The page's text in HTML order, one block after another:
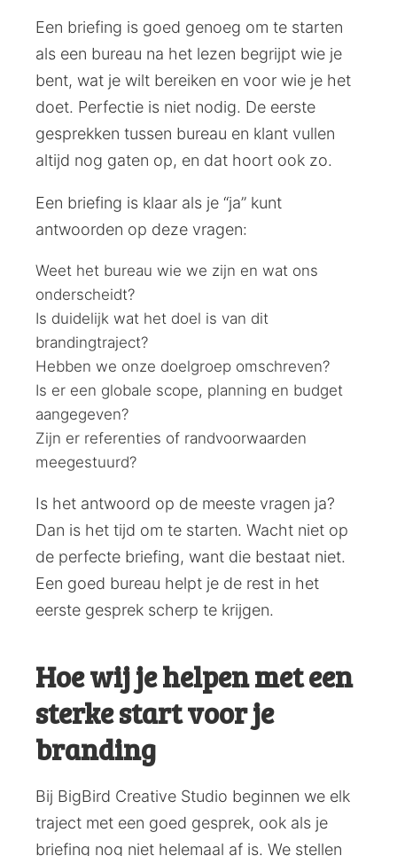
Een briefing is goed genoeg om te starten
als een bureau na het lezen begrijpt wie je
bent, wat je wilt bereiken en voor wie je het
doet. Perfectie is niet nodig. De eerste
gesprekken tussen bureau en klant vullen
altijd nog gaten op, en dat hoort ook zo.
Een briefing is klaar als je “ja” kunt
antwoorden op deze vragen:
Weet het bureau wie we zijn en wat ons
onderscheidt?
Is duidelijk wat het doel is van dit
brandingtraject?
Hebben we onze doelgroep omschreven?
Is er een globale scope, planning en budget
aangegeven?
Zijn er referenties of randvoorwaarden
meegestuurd?
Is het antwoord op de meeste vragen ja?
Dan is het tijd om te starten. Wacht niet op
de perfecte briefing, want die bestaat niet.
Een goed bureau helpt je de rest in het
eerste gesprek scherp te krijgen.
Hoe wij je helpen met een
sterke start voor je
branding
Bij BigBird Creative Studio beginnen we elk
traject met een goed gesprek, ook als je
briefing nog niet helemaal af is. We stellen